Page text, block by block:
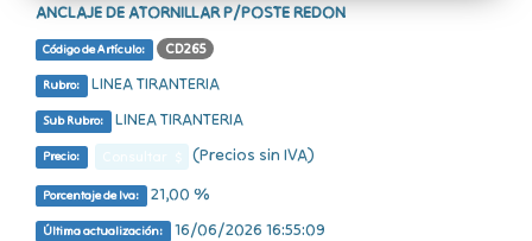
ANCLAJE DE ATORNILLAR P/POSTE REDON
Código de Artículo: CD265
Rubro: LINEA TIRANTERIA
Sub Rubro: LINEA TIRANTERIA
Precio: (Precios sin IVA)
Porcentaje de Iva: 21,00 %
Última actualización: 16/06/2026 16:55:09